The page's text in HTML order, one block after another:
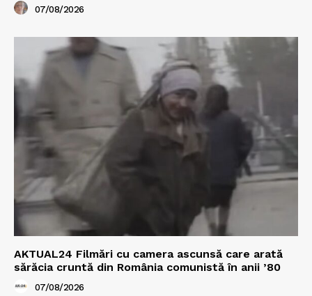
07/08/2026
AKTUAL24 Filmări cu camera ascunsă care arată
sărăcia cruntă din România comunistă în anii ’80
07/08/2026